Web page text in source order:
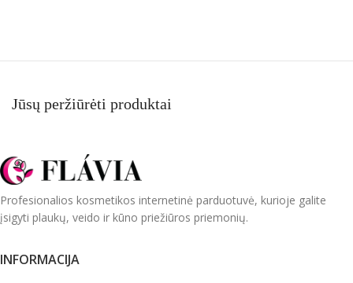
Jūsų peržiūrėti produktai
Profesionalios kosmetikos internetinė parduotuvė, kurioje galite
įsigyti plaukų, veido ir kūno priežiūros priemonių.
INFORMACIJA